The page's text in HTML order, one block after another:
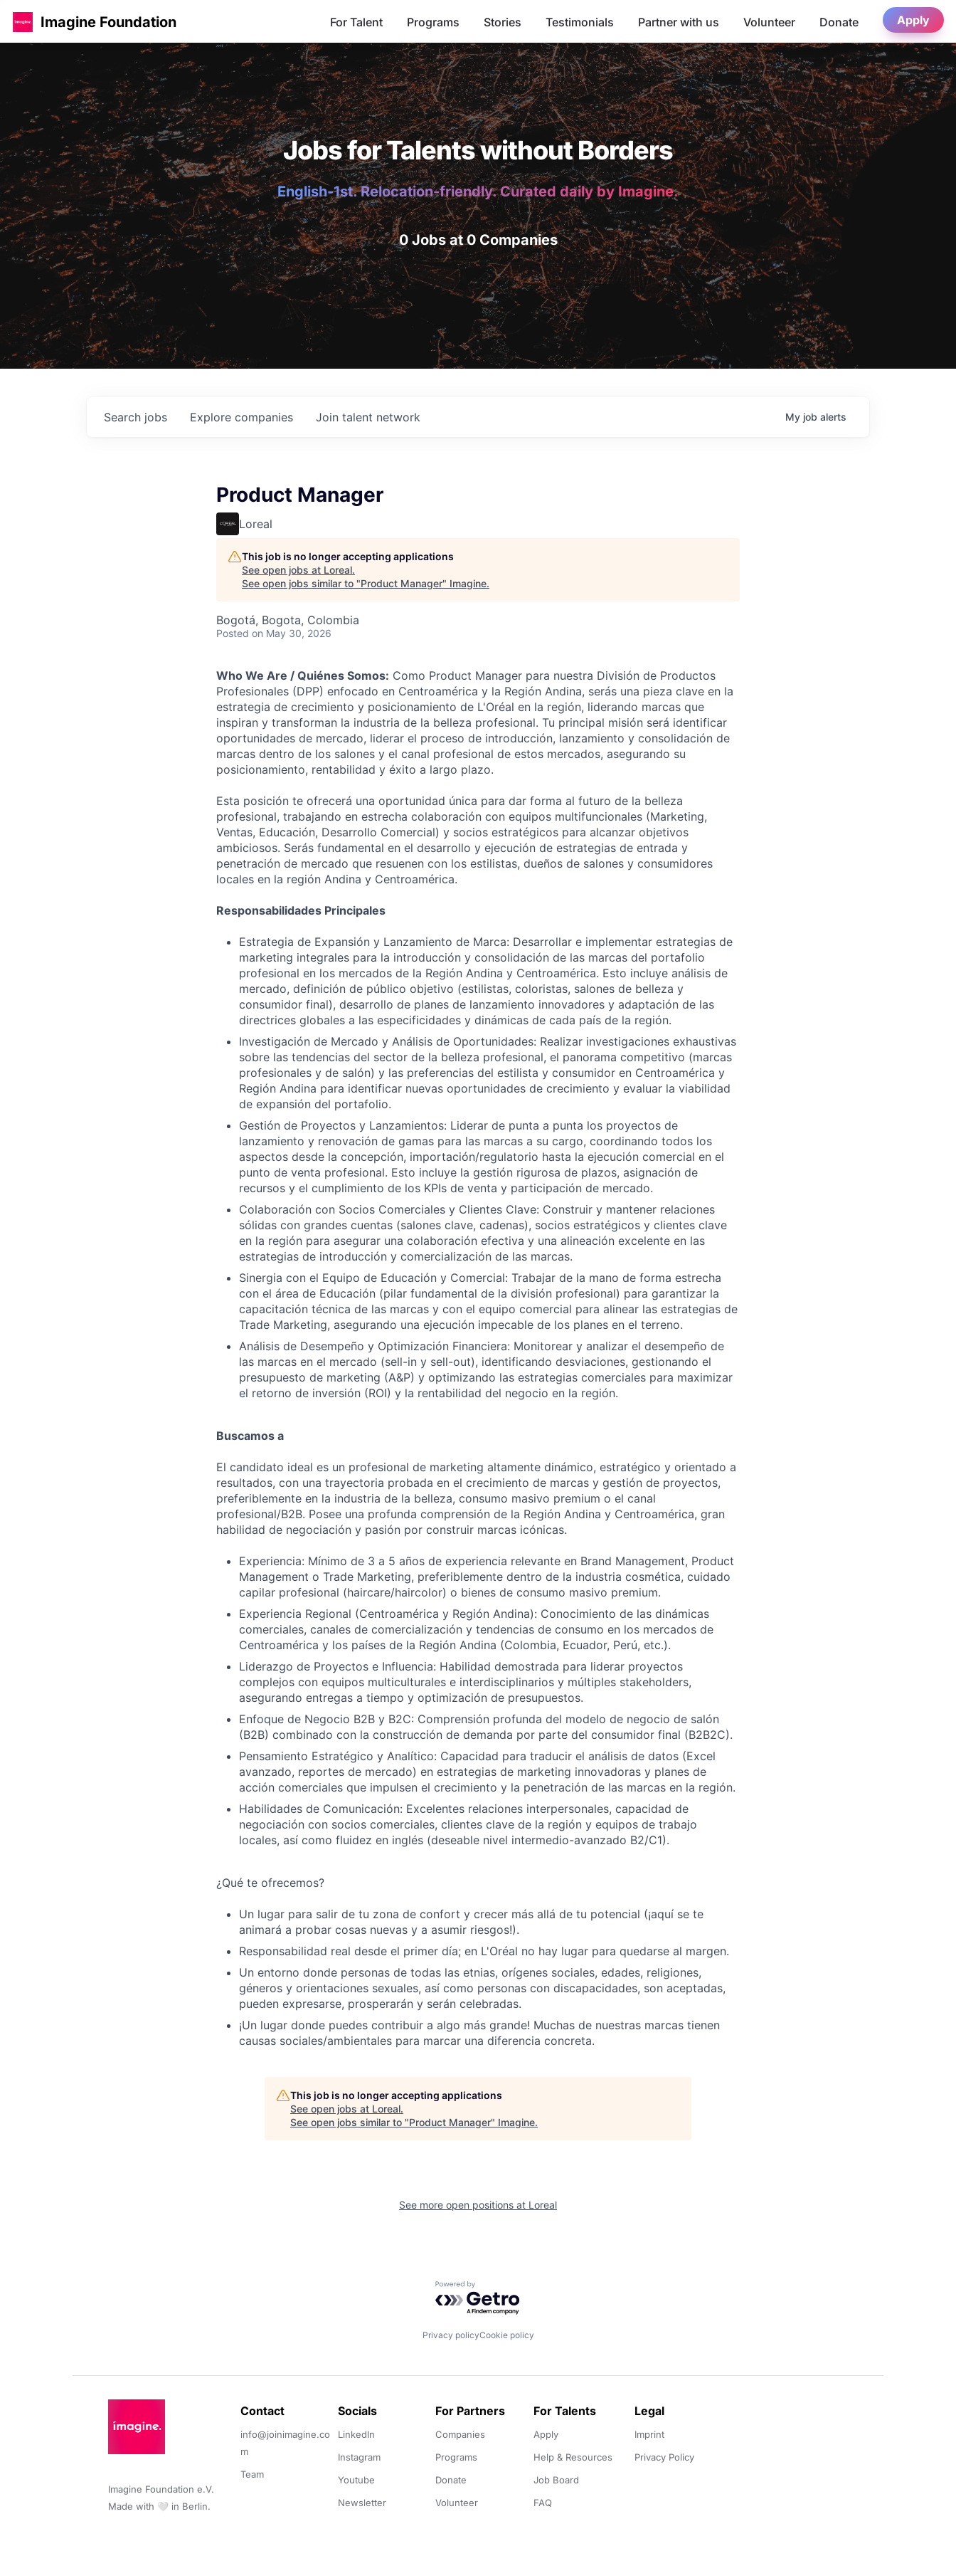
Imagine Foundation For Talent Programs Stories Testimonials Partner with us Volunteer Donate Apply
Jobs for Talents without Borders
English-1st. Relocation-friendly. Curated daily by Imagine.
0 Jobs at 0 Companies
Search jobs Explore companies Join talent network My job alerts
Product Manager
Loreal
This job is no longer accepting applications
See open jobs at Loreal.
See open jobs similar to "Product Manager" Imagine.
Bogotá, Bogota, Colombia
Posted on May 30, 2026
Who We Are / Quiénes Somos: Como Product Manager para nuestra División de Productos
Profesionales (DPP) enfocado en Centroamérica y la Región Andina, serás una pieza clave en la
estrategia de crecimiento y posicionamiento de L'Oréal en la región, liderando marcas que
inspiran y transforman la industria de la belleza profesional. Tu principal misión será identificar
oportunidades de mercado, liderar el proceso de introducción, lanzamiento y consolidación de
marcas dentro de los salones y el canal profesional de estos mercados, asegurando su
posicionamiento, rentabilidad y éxito a largo plazo.
Esta posición te ofrecerá una oportunidad única para dar forma al futuro de la belleza
profesional, trabajando en estrecha colaboración con equipos multifuncionales (Marketing,
Ventas, Educación, Desarrollo Comercial) y socios estratégicos para alcanzar objetivos
ambiciosos. Serás fundamental en el desarrollo y ejecución de estrategias de entrada y
penetración de mercado que resuenen con los estilistas, dueños de salones y consumidores
locales en la región Andina y Centroamérica.
Responsabilidades Principales
Estrategia de Expansión y Lanzamiento de Marca: Desarrollar e implementar estrategias de
marketing integrales para la introducción y consolidación de las marcas del portafolio
profesional en los mercados de la Región Andina y Centroamérica. Esto incluye análisis de
mercado, definición de público objetivo (estilistas, coloristas, salones de belleza y
consumidor final), desarrollo de planes de lanzamiento innovadores y adaptación de las
directrices globales a las especificidades y dinámicas de cada país de la región.
Investigación de Mercado y Análisis de Oportunidades: Realizar investigaciones exhaustivas
sobre las tendencias del sector de la belleza profesional, el panorama competitivo (marcas
profesionales y de salón) y las preferencias del estilista y consumidor en Centroamérica y
Región Andina para identificar nuevas oportunidades de crecimiento y evaluar la viabilidad
de expansión del portafolio.
Gestión de Proyectos y Lanzamientos: Liderar de punta a punta los proyectos de
lanzamiento y renovación de gamas para las marcas a su cargo, coordinando todos los
aspectos desde la concepción, importación/regulatorio hasta la ejecución comercial en el
punto de venta profesional. Esto incluye la gestión rigurosa de plazos, asignación de
recursos y el cumplimiento de los KPIs de venta y participación de mercado.
Colaboración con Socios Comerciales y Clientes Clave: Construir y mantener relaciones
sólidas con grandes cuentas (salones clave, cadenas), socios estratégicos y clientes clave
en la región para asegurar una colaboración efectiva y una alineación excelente en las
estrategias de introducción y comercialización de las marcas.
Sinergia con el Equipo de Educación y Comercial: Trabajar de la mano de forma estrecha
con el área de Educación (pilar fundamental de la división profesional) para garantizar la
capacitación técnica de las marcas y con el equipo comercial para alinear las estrategias de
Trade Marketing, asegurando una ejecución impecable de los planes en el terreno.
Análisis de Desempeño y Optimización Financiera: Monitorear y analizar el desempeño de
las marcas en el mercado (sell-in y sell-out), identificando desviaciones, gestionando el
presupuesto de marketing (A&P) y optimizando las estrategias comerciales para maximizar
el retorno de inversión (ROI) y la rentabilidad del negocio en la región.
Buscamos a
El candidato ideal es un profesional de marketing altamente dinámico, estratégico y orientado a
resultados, con una trayectoria probada en el crecimiento de marcas y gestión de proyectos,
preferiblemente en la industria de la belleza, consumo masivo premium o el canal
profesional/B2B. Posee una profunda comprensión de la Región Andina y Centroamérica, gran
habilidad de negociación y pasión por construir marcas icónicas.
Experiencia: Mínimo de 3 a 5 años de experiencia relevante en Brand Management, Product
Management o Trade Marketing, preferiblemente dentro de la industria cosmética, cuidado
capilar profesional (haircare/haircolor) o bienes de consumo masivo premium.
Experiencia Regional (Centroamérica y Región Andina): Conocimiento de las dinámicas
comerciales, canales de comercialización y tendencias de consumo en los mercados de
Centroamérica y los países de la Región Andina (Colombia, Ecuador, Perú, etc.).
Liderazgo de Proyectos e Influencia: Habilidad demostrada para liderar proyectos
complejos con equipos multiculturales e interdisciplinarios y múltiples stakeholders,
asegurando entregas a tiempo y optimización de presupuestos.
Enfoque de Negocio B2B y B2C: Comprensión profunda del modelo de negocio de salón
(B2B) combinado con la construcción de demanda por parte del consumidor final (B2B2C).
Pensamiento Estratégico y Analítico: Capacidad para traducir el análisis de datos (Excel
avanzado, reportes de mercado) en estrategias de marketing innovadoras y planes de
acción comerciales que impulsen el crecimiento y la penetración de las marcas en la región.
Habilidades de Comunicación: Excelentes relaciones interpersonales, capacidad de
negociación con socios comerciales, clientes clave de la región y equipos de trabajo
locales, así como fluidez en inglés (deseable nivel intermedio-avanzado B2/C1).
¿Qué te ofrecemos?
Un lugar para salir de tu zona de confort y crecer más allá de tu potencial (¡aquí se te
animará a probar cosas nuevas y a asumir riesgos!).
Responsabilidad real desde el primer día; en L'Oréal no hay lugar para quedarse al margen.
Un entorno donde personas de todas las etnias, orígenes sociales, edades, religiones,
géneros y orientaciones sexuales, así como personas con discapacidades, son aceptadas,
pueden expresarse, prosperarán y serán celebradas.
¡Un lugar donde puedes contribuir a algo más grande! Muchas de nuestras marcas tienen
causas sociales/ambientales para marcar una diferencia concreta.
This job is no longer accepting applications
See open jobs at Loreal.
See open jobs similar to "Product Manager" Imagine.
See more open positions at Loreal
Powered by Getro.com
Privacy policyCookie policy
Imagine Foundation e.V.
Made with 🤍 in Berlin.
Contact
info@joinimagine.co
m
Team
Socials
LinkedIn
Instagram
Youtube
Newsletter
For Partners
Companies
Programs
Donate
Volunteer
For Talents
Apply
Help & Resources
Job Board
FAQ
Legal
Imprint
Privacy Policy